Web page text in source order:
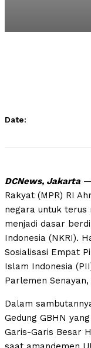
Date:
DCNews, Jakarta
Rakyat (MPR) RI
negara untuk terus
menjadi dasar
Indonesia (NKRI).
Sosialisasi Empat
Islam Indonesia
Parlemen
Dalam
Gedung GBHN
Garis-Garis Besar